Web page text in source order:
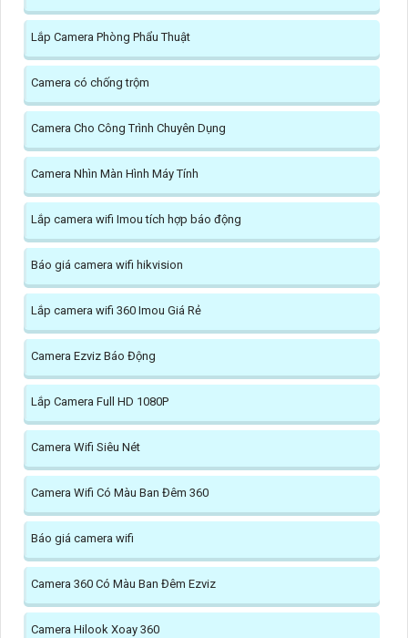
Lắp Camera Phòng Phẩu Thuật
Camera có chống trộm
Camera Cho Công Trình Chuyên Dụng
Camera Nhìn Màn Hình Máy Tính
Lắp camera wifi Imou tích hợp báo động
Báo giá camera wifi hikvision
Lắp camera wifi 360 Imou Giá Rẻ
Camera Ezviz Báo Động
Lắp Camera Full HD 1080P
Camera Wifi Siêu Nét
Camera Wifi Có Màu Ban Đêm 360
Báo giá camera wifi
Camera 360 Có Màu Ban Đêm Ezviz
Camera Hilook Xoay 360